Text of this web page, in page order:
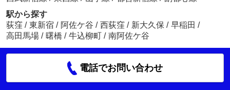
駅から探す
荻窪 / 東新宿 / 阿佐ケ谷 / 西荻窪 / 新大久保 / 早稲田 /
高田馬場 / 曙橋 / 牛込柳町 / 南阿佐ケ谷
電話でお問い合わせ